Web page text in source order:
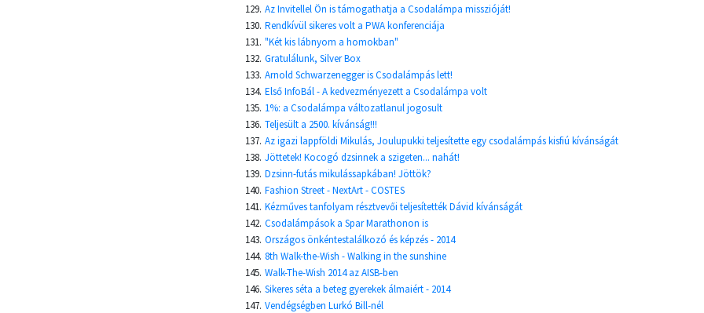
129. Az Invitellel Ön is támogathatja a Csodalámpa misszióját!
130. Rendkívül sikeres volt a PWA konferenciája
131. "Két kis lábnyom a homokban"
132. Gratulálunk, Silver Box
133. Arnold Schwarzenegger is Csodalámpás lett!
134. Első InfoBál - A kedvezményezett a Csodalámpa volt
135. 1%: a Csodalámpa változatlanul jogosult
136. Teljesült a 2500. kívánság!!!
137. Az igazi lappföldi Mikulás, Joulupukki teljesítette egy csodalámpás kisfiú kívánságát
138. Jöttetek! Kocogó dzsinnek a szigeten... nahát!
139. Dzsinn-futás mikulássapkában! Jöttök?
140. Fashion Street - NextArt - COSTES
141. Kézműves tanfolyam résztvevői teljesítették Dávid kívánságát
142. Csodalámpások a Spar Marathonon is
143. Országos önkéntestalálkozó és képzés - 2014
144. 8th Walk-the-Wish - Walking in the sunshine
145. Walk-The-Wish 2014 az AISB-ben
146. Sikeres séta a beteg gyerekek álmaiért - 2014
147. Vendégségben Lurkó Bill-nél